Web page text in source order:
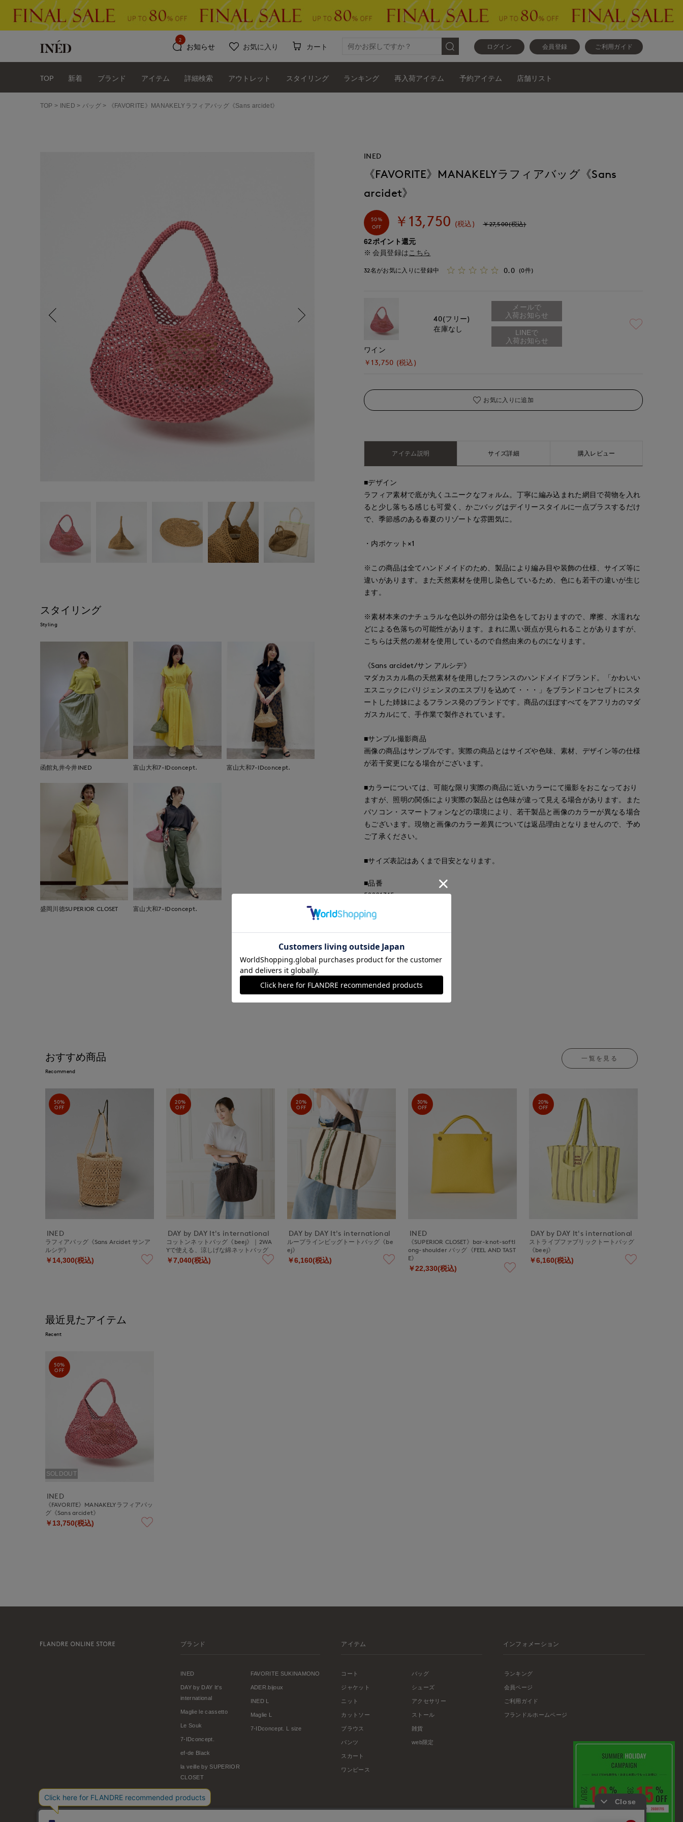
ログイン 会員登録 ご利用ガイド
お知らせ
2
お気に入り カート
TOP 新着 ブランド アイテム 詳細検索 アウトレット スタイリング ランキング 再入荷アイテム 予約アイテム 店舗リスト
TOP INED バッグ 《FAVORITE》MANAKELYラフィアバッグ《Sans arcidet》
スタイリング
Styling
函館丸井今井INED 富山大和7-IDconcept. 富山大和7-IDconcept.
盛岡川徳SUPERIOR CLOSET 富山大和7-IDconcept.
INED
《FAVORITE》MANAKELYラフィアバッグ《Sans
arcidet》
50%
OFF
￥13,750 (税込) ￥27,500(税込)
62ポイント還元
会員登録は こちら
32名がお気に入りに登録中 0.0 (0件)
ワイン
￥13,750 (税込)
40(フリー)
在庫なし
メールで
入荷お知らせ
お気に入りに追加
アイテム説明 サイズ詳細 購入レビュー
■デザイン
ラフィア素材で底が丸くユニークなフォルム。丁寧に編み込まれた網目で荷物を入れ
ると少し落ちる感じも可愛く、かごバッグはデイリースタイルに一点プラスするだけ
で、季節感のある春夏のリゾートな雰囲気に。
・内ポケット×1
※この商品は全てハンドメイドのため、製品により編み目や装飾の仕様、サイズ等に
違いがあります。また天然素材を使用し染色しているため、色にも若干の違いが生じ
ます。
※素材本来のナチュラルな色以外の部分は染色をしておりますので、摩擦、水濡れな
どによる色落ちの可能性があります。まれに黒い斑点が見られることがありますが、
こちらは天然の差材を使用しているので自然由来のものになります。
《Sans arcidet/サン アルシデ》
マダカスカル島の天然素材を使用したフランスのハンドメイドブランド。「かわいい
エスニックにパリジェンヌのエスプリを込めて・・・」をブランドコンセプトにスタ
ートした姉妹によるフランス発のブランドです。商品のほぼすべてをアフリカのマダ
ガスカルにて、手作業で製作されています。
■サンプル撮影商品
画像の商品はサンプルです。実際の商品とはサイズや色味、素材、デザイン等の仕様
が若干変更になる場合がございます。
■カラーについては、可能な限り実際の商品に近いカラーにて撮影をおこなっており
ますが、照明の関係により実際の製品とは色味が違って見える場合があります。また
パソコン・スマートフォンなどの環境により、若干製品と画像のカラーが異なる場合
もございます。現物と画像のカラー差異については返品理由となりませんので、予め
ご了承ください。
■サイズ表記はあくまで目安となります。
■品番
52201315
■原産国
■クオリティ
植物繊維(ラフィア) 綿
取り扱いについて
おすすめ商品
Recommend
一覧を見る
50%
OFF
INED
ラフィアバッグ《Sans Arcidet サンア
ルシデ》
￥14,300(税込)
20%
OFF
DAY by DAY It's international
コットンネットバッグ《beej》｜2WA
Yで使える、涼しげな綿ネットバッグ
￥7,040(税込)
20%
OFF
DAY by DAY It's international
ループラインビッグトートバッグ《be
ej》
￥6,160(税込)
30%
OFF
INED
《SUPERIOR CLOSET》bar-knot-softl
ong-shoulder バッグ《FEEL AND TAST
E》
￥22,330(税込)
20%
OFF
DAY by DAY It's international
ストライプファブリックトートバッグ
《beej》
￥6,160(税込)
最近見たアイテム
Recent
50%
OFF
SOLDOUT
INED
《FAVORITE》MANAKELYラフィアバッ
グ《Sans arcidet》
￥13,750(税込)
ブランド
INED
DAY by DAY It's
international
Maglie le cassetto
Le Souk
7-IDconcept.
ef-de Black
la veille by SUPERIOR
CLOSET
FAVORITE SUKINAMONO
ADER.bijoux
INED L
Maglie L
7-IDconcept. L size
アイテム
コート
ジャケット
ニット
カットソー
ブラウス
パンツ
スカート
ワンピース
バッグ
シューズ
アクセサリー
ストール
雑貨
web限定
インフォメーション
ランキング
会員ページ
ご利用ガイド
フランドルホームページ